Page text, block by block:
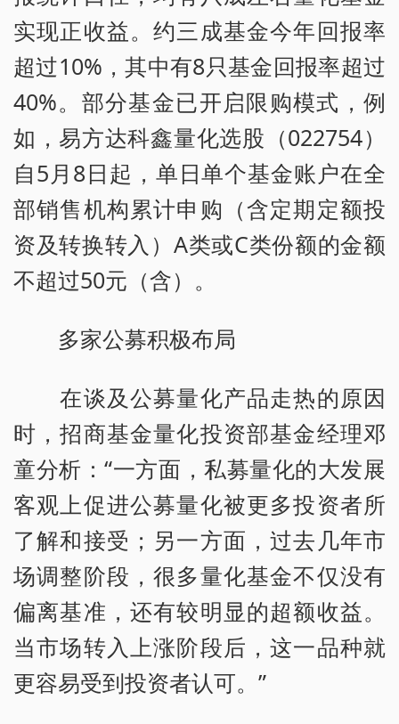
实现正收益。约三成基金今年回报率
超过10%，其中有8只基金回报率超过
40%。部分基金已开启限购模式，例
如，易方达科鑫量化选股（022754）
自5月8日起，单日单个基金账户在全
部销售机构累计申购（含定期定额投
资及转换转入）A类或C类份额的金额
不超过50元（含）。
多家公募积极布局
在谈及公募量化产品走热的原因
时，招商基金量化投资部基金经理邓
童分析：“一方面，私募量化的大发展
客观上促进公募量化被更多投资者所
了解和接受；另一方面，过去几年市
场调整阶段，很多量化基金不仅没有
偏离基准，还有较明显的超额收益。
当市场转入上涨阶段后，这一品种就
更容易受到投资者认可。”